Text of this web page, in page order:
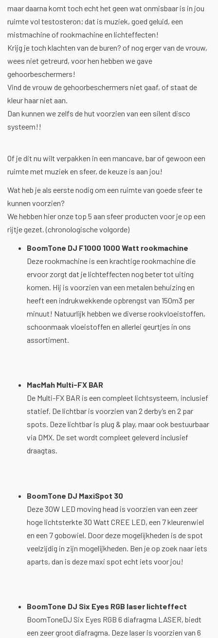
maar daarna komt toch echt het geen wat onmisbaar is in jou
ruimte vol testosteron; dat is muziek, goed geluid, een
mistmachine of rookmachine en lichteffecten!
Krijg je toch klachten van de buren? of nog erger van de vrouw,
wees niet getreurd, voor hen hebben we gave
gehoorbeschermers!
Vind de vrouw de gehoorbeschermers niet gaaf, of staat de
kleur haar niet aan.
Dan kunnen we zelfs de hut voorzien van een silent disco
systeem!!
Of je dit nu wilt verpakken in een mancave, bar of gewoon een
ruimte met muziek en sfeer, de keuze is aan jou!
Wat heb je als eerste nodig om een ruimte van goede sfeer te
kunnen voorzien?
We hebben hier onze top 5 aan sfeer producten voor je op een
rijtje gezet. (chronologische volgorde)
BoomTone DJ F1000 1000 Watt rookmachine
Deze rookmachine is een krachtige rookmachine die
ervoor zorgt dat je lichteffecten nog beter tot uiting
komen. Hij is voorzien van een metalen behuizing en
heeft een indrukwekkende opbrengst van 150m3 per
minuut! Natuurlijk hebben we diverse rookvloeistoffen,
schoonmaak vloeistoffen en allerlei geurtjes in ons
assortiment.
MacMah Multi-FX BAR
De Multi-FX BAR is een compleet lichtsysteem, inclusief
statief. De lichtbar is voorzien van 2 derby’s en 2 par
spots. Deze lichtbar is plug & play, maar ook bestuurbaar
via DMX. De set wordt compleet geleverd inclusief
draagtas.
BoomTone DJ MaxiSpot 30
Deze 30W LED moving head is voorzien van een zeer
hoge lichtsterkte 30 Watt CREE LED, een 7 kleurenwiel
en een 7 gobowiel. Door deze mogelijkheden is de spot
veelzijdig in zijn mogelijkheden. Ben je op zoek naar iets
aparts, dan is deze maxi spot echt iets voor jou!
BoomTone DJ Six Eyes RGB laser lichteffect
BoomToneDJ Six Eyes RGB 6 diafragma LASER, biedt
een zeer groot diafragma. Deze laser is voorzien van 6